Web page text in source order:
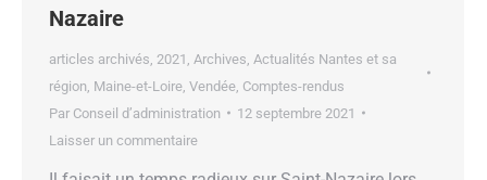
Nazaire
articles archivés 2021 Archives Actualités Nantes et sa
région, Maine-et-Loire, Vendée Comptes-rendus
Par Conseil d’administration
12 septembre 2021
Laisser un commentaire